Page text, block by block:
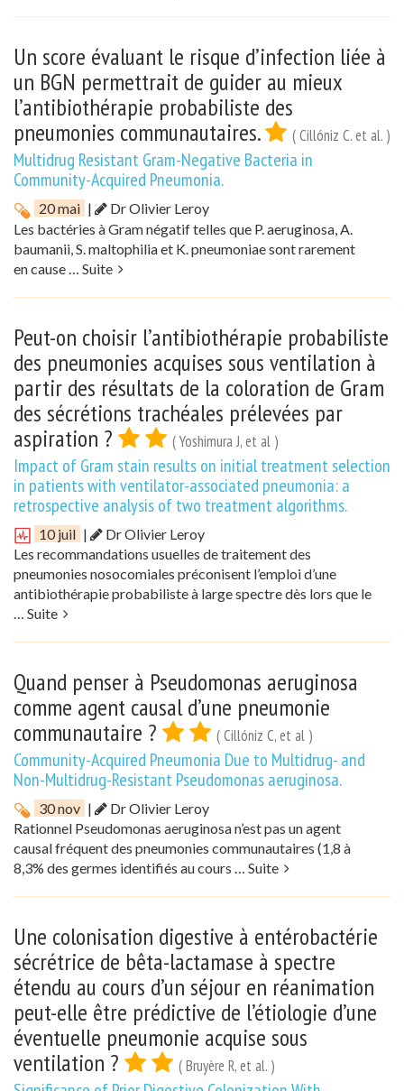
Un score évaluant le risque d’infection liée à
un BGN permettrait de guider au mieux
l’antibiothérapie probabiliste des
pneumonies communautaires.
( Cillóniz C. et al. )
Multidrug Resistant Gram-Negative Bacteria in
Community-Acquired Pneumonia.
20 mai |
Dr Olivier Leroy
Les bactéries à Gram négatif telles que P. aeruginosa, A.
baumanii, S. maltophilia et K. pneumoniae sont rarement
en cause … Suite
Peut-on choisir l’antibiothérapie probabiliste
des pneumonies acquises sous ventilation à
partir des résultats de la coloration de Gram
des sécrétions trachéales prélevées par
aspiration ?
( Yoshimura J, et al )
Impact of Gram stain results on initial treatment selection
in patients with ventilator-associated pneumonia: a
retrospective analysis of two treatment algorithms.
10 juil |
Dr Olivier Leroy
Les recommandations usuelles de traitement des
pneumonies nosocomiales préconisent l’emploi d’une
antibiothérapie probabiliste à large spectre dès lors que le
… Suite
Quand penser à Pseudomonas aeruginosa
comme agent causal d’une pneumonie
communautaire ?
( Cillóniz C, et al )
Community-Acquired Pneumonia Due to Multidrug- and
Non-Multidrug-Resistant Pseudomonas aeruginosa.
30 nov |
Dr Olivier Leroy
Rationnel Pseudomonas aeruginosa n’est pas un agent
causal fréquent des pneumonies communautaires (1,8 à
8,3% des germes identifiés au cours … Suite
Une colonisation digestive à entérobactérie
sécrétrice de bêta-lactamase à spectre
étendu au cours d’un séjour en réanimation
peut-elle être prédictive de l’étiologie d’une
éventuelle pneumonie acquise sous
ventilation ?
( Bruyère R, et al. )